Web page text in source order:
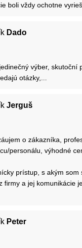
boli vždy ochotne
Dado
výber, skutoční
otázky,...
Jerguš
o zákazníka,
personálu, výhodné
prístup, s akým som
firmy a jej komunikácie
Peter